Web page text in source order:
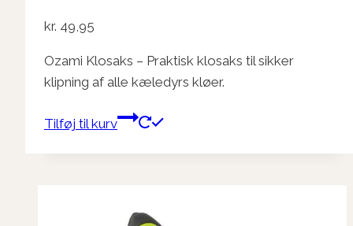
kr. 49,95
Ozami Klosaks – Praktisk klosaks til sikker
klipning af alle kæledyrs kløer.
Tilføj til kurv